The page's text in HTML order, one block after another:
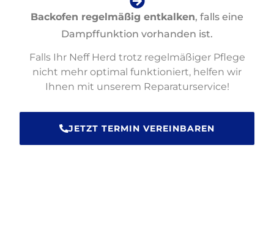
Backofen regelmäßig entkalken, falls eine
Dampffunktion vorhanden ist.
Falls Ihr Neff Herd trotz regelmäßiger Pflege
nicht mehr optimal funktioniert, helfen wir
Ihnen mit unserem Reparaturservice!
JETZT TERMIN VEREINBAREN